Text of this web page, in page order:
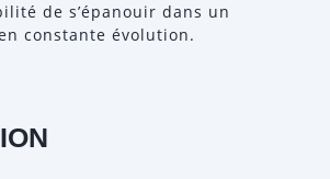
de s’épanouir dans un
constante évolution.